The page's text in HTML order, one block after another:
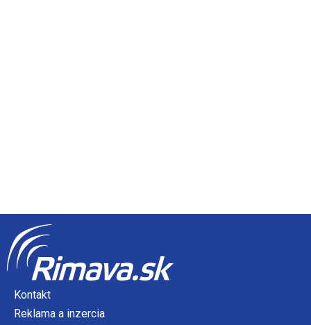
Kontakt
Reklama a inzercia